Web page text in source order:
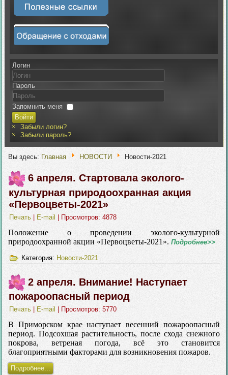
Логин
Пароль
Запомнить меня
Войти
Забыли логин?
Забыли пароль?
Вы здесь: Главная НОВОСТИ Новости-2021
6 апреля. Стартовала эколого-
культурная природоохранная акция
«Первоцветы-2021»
Печать E-mail | Просмотров: 4878
Положение о проведении эколого-культурной
природоохранной акции «Первоцветы-2021».Подробнее>>
Категория: Новости-2021
2 апреля. Внимание! Наступает
пожароопасный период
Печать E-mail | Просмотров: 5770
В Приморском крае наступает весенний пожароопасный
период. Подсохшая растительность, после схода снежного
покрова, ветреная погода, всё это становится
благоприятными факторами для возникновения пожаров.
Подробнее...